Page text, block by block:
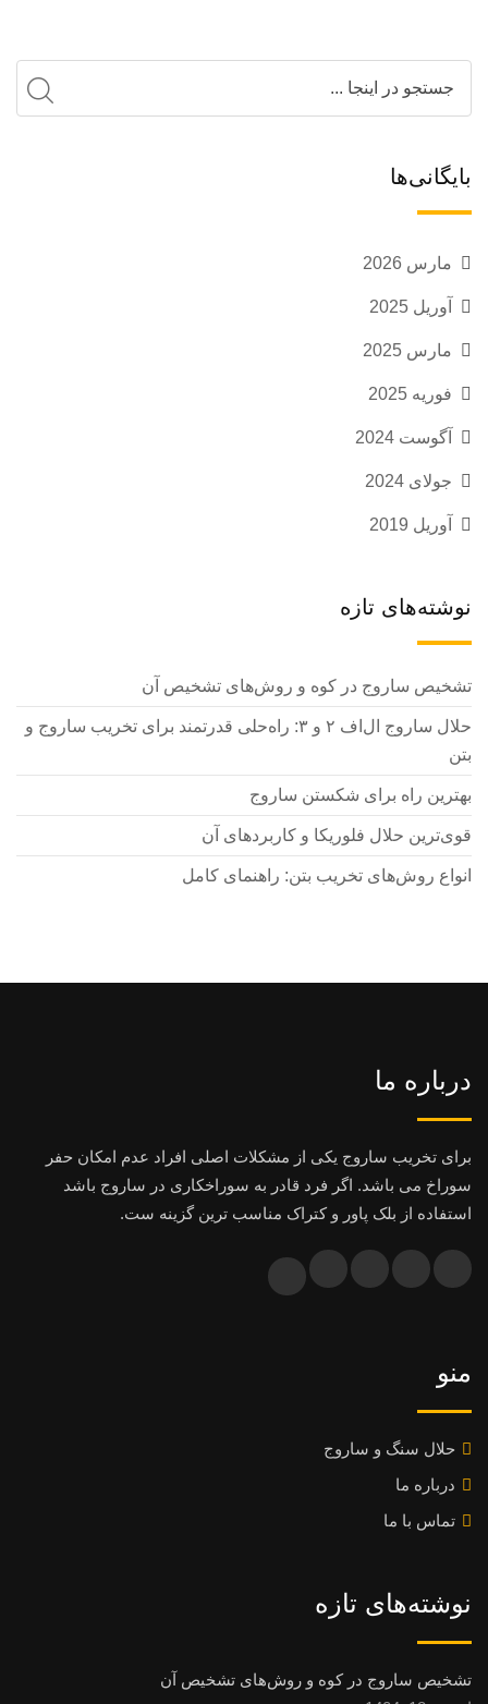
بایگانی‌ها
مارس 2026
آوریل 2025
مارس 2025
فوریه 2025
آگوست 2024
جولای 2024
آوریل 2019
نوشته‌های تازه
تشخیص ساروج در کوه و روش‌های تشخیص آن
حلال ساروج ال‌اف ۲ و ۳: راه‌حلی قدرتمند برای تخریب ساروج و
بتن
بهترین راه برای شکستن ساروج
قوی‌ترین حلال فلوریکا و کاربردهای آن
انواع روش‌های تخریب بتن: راهنمای کامل
درباره ما
برای تخریب ساروج یکی از مشکلات اصلی افراد عدم امکان حفر
سوراخ می باشد. اگر فرد قادر به سوراخکاری در ساروج باشد
استفاده از بلک پاور و کتراک مناسب ترین گزینه ست.
منو
حلال سنگ و ساروج
درباره ما
تماس با ما
نوشته‌های تازه
تشخیص ساروج در کوه و روش‌های تشخیص آن